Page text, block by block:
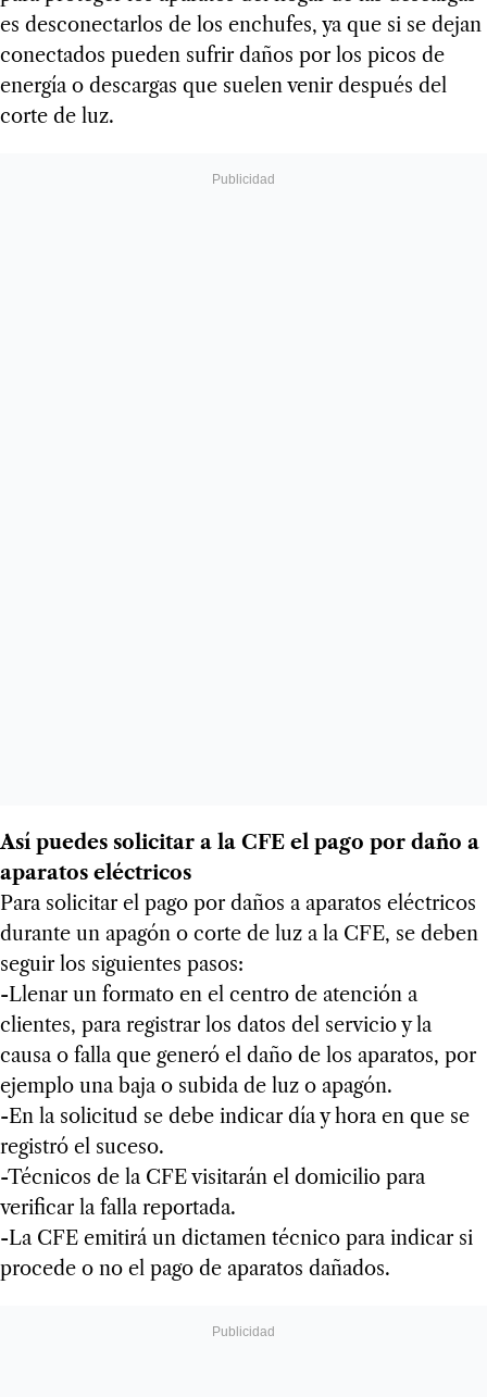
es desconectarlos de los enchufes, ya que si se dejan
conectados pueden sufrir daños por los picos de
energía o descargas que suelen venir después del
corte de luz.
Así puedes solicitar a la CFE el pago por daño a
aparatos eléctricos
Para solicitar el pago por daños a aparatos eléctricos
durante un apagón o corte de luz a la CFE, se deben
seguir los siguientes pasos:
-Llenar un formato en el centro de atención a
clientes, para registrar los datos del servicio y la
causa o falla que generó el daño de los aparatos, por
ejemplo una baja o subida de luz o apagón.
-En la solicitud se debe indicar día y hora en que se
registró el suceso.
-Técnicos de la CFE visitarán el domicilio para
verificar la falla reportada.
-La CFE emitirá un dictamen técnico para indicar si
procede o no el pago de aparatos dañados.